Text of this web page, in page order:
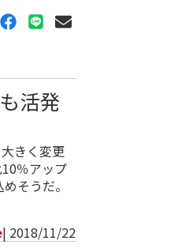
活発
きく変更
％アップ
そうだ。
| 2018/11/22